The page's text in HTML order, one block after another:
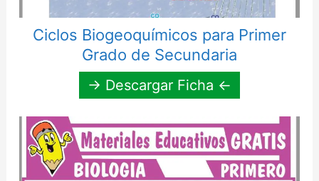
Ciclos Biogeoquímicos para Primer
Grado de Secundaria
→ Descargar Ficha ←